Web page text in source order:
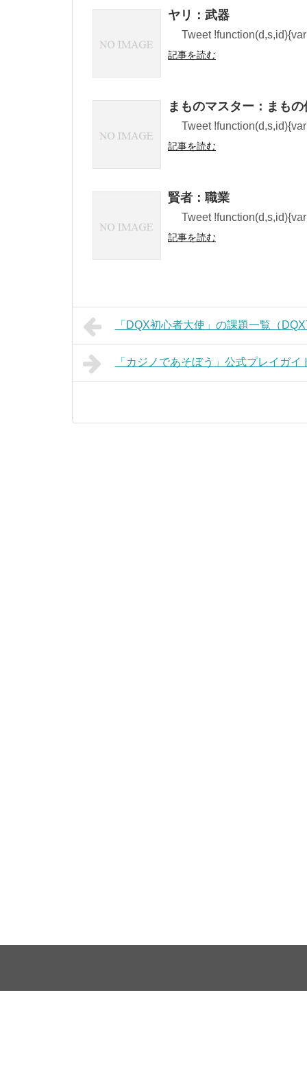
ヤリ：武器
Tweet !function(d,s,id){var
記事を読む
まものマスター：まも
Tweet !function(d,s,id){var
記事を読む
賢者：職業
Tweet !function(d,s,id){var
記事を読む
「DQX初心者大使」の課題一覧（
「カジノであそぼう」公式プレイガイ